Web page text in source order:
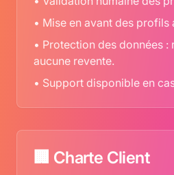
• Mise en avant des
• Protection des données :
aucune revente.
• Support disponible en
🏢 Charte Client